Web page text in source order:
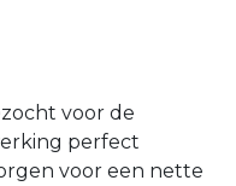
voor de
perfect
voor een nette